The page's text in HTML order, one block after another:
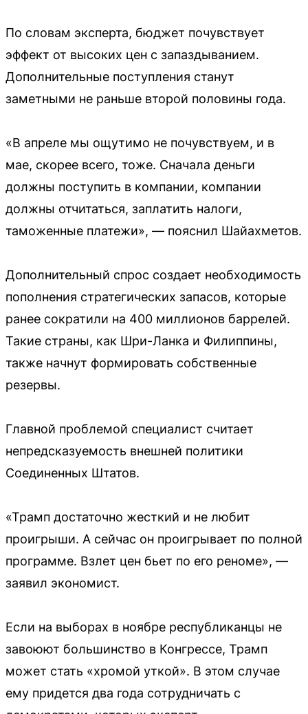
По словам эксперта, бюджет почувствует
эффект от высоких цен с запаздыванием.
Дополнительные поступления станут
заметными не раньше второй половины года.
«В апреле мы ощутимо не почувствуем, и в
мае, скорее всего, тоже. Сначала деньги
должны поступить в компании, компании
должны отчитаться, заплатить налоги,
таможенные платежи», — пояснил Шайахметов.
Дополнительный спрос создает необходимость
пополнения стратегических запасов, которые
ранее сократили на 400 миллионов баррелей.
Такие страны, как Шри-Ланка и Филиппины,
также начнут формировать собственные
резервы.
Главной проблемой специалист считает
непредсказуемость внешней политики
Соединенных Штатов.
«Трамп достаточно жесткий и не любит
проигрыши. А сейчас он проигрывает по полной
программе. Взлет цен бьет по его реноме», —
заявил экономист.
Если на выборах в ноябре республиканцы не
завоюют большинство в Конгрессе, Трамп
может стать «хромой уткой». В этом случае
ему придется два года сотрудничать с